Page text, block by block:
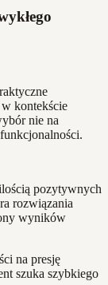
kontekście
nie na
pozytywnych
rozwiązania
wyników
na presję
szuka szybkiego